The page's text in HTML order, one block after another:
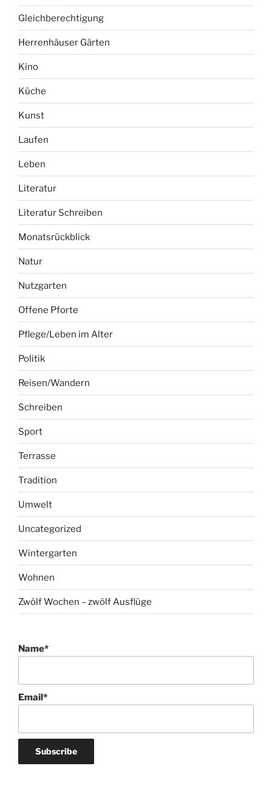
Gleichberechtigung
Herrenhäuser Gärten
Kino
Küche
Kunst
Laufen
Leben
Literatur
Literatur Schreiben
Monatsrückblick
Natur
Nutzgarten
Offene Pforte
Pflege/Leben im Alter
Politik
Reisen/Wandern
Schreiben
Sport
Terrasse
Tradition
Umwelt
Uncategorized
Wintergarten
Wohnen
Zwölf Wochen – zwölf Ausflüge
Name*
Email*